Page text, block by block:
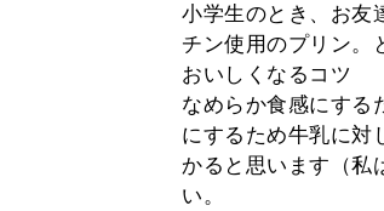
小学生のとき、お友
チン使用のプリン
おいしくなるコツ
なめらか食感にする
にするため牛乳に対
かると思います（私
い。